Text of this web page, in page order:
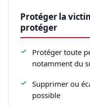
Protéger la
protéger
Protéger toute
notamment du
Supprimer ou
possible